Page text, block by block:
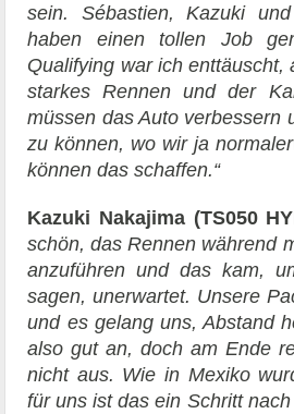
sein. Sébastien, Kazuki
haben einen tollen Job
Qualifying war ich enttäuscht,
starkes Rennen und der
müssen das Auto verbessern
zu können, wo wir ja
können das schaffen.“
Kazuki Nakajima (TS050
schön, das Rennen während
anzuführen und das kam,
sagen, unerwartet. Unsere
und es gelang uns, Abstand
also gut an, doch am Ende
nicht aus. Wie in Mexiko
für uns ist das ein Schritt